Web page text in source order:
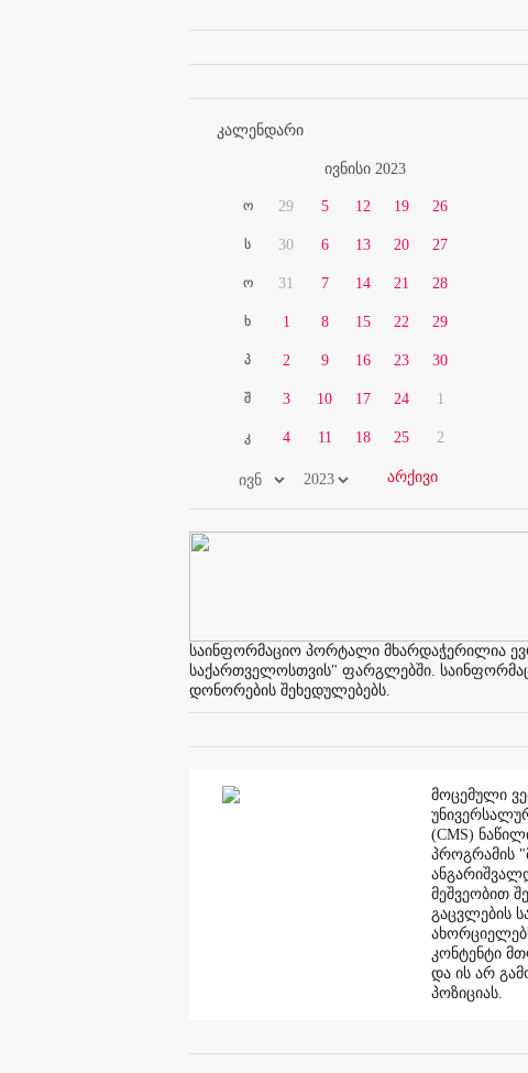
კალენდარი
ივნისი 2023
ო
ს
ო
ხ
პ
შ
კ
29
30
31
1
2
3
4
5
6
7
8
9
10
11
12
13
14
15
16
17
18
19
20
21
22
23
24
25
26
27
28
29
30
1
2
საინფორმაციო პორტალი მხარდაჭერილია
საქართველოსთვის" ფარგლებში.
დონორების შეხედულებებს.
მოცემული
(CMS)
პროგრამის
მეშვეობით
გაცვლების
კონტენტი
და ის არ
პოზიციას.